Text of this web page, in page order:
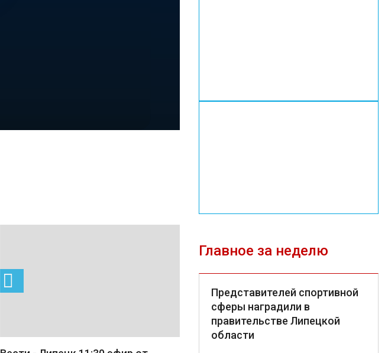
Главное за неделю
Представителей спортивной
сферы наградили в
правительстве Липецкой
области